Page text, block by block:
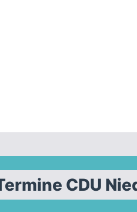
CDU